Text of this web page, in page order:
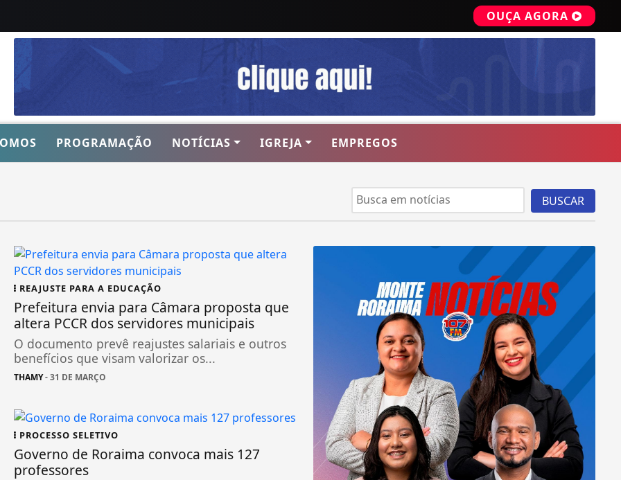
OUÇA AGORA
PROGRAMAÇÃO NOTÍCIAS IGREJA EMPREGOS
BUSCAR
REAJUSTE PARA A EDUCAÇÃO
Prefeitura envia para Câmara proposta que
altera PCCR dos servidores municipais
O documento prevê reajustes salariais e outros
benefícios que visam valorizar os...
THAMY- 31 DE MARÇO
PROCESSO SELETIVO
Governo de Roraima convoca mais 127
professores